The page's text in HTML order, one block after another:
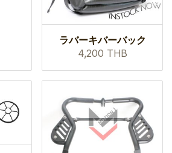
ラバーキバーバック
4,200 THB